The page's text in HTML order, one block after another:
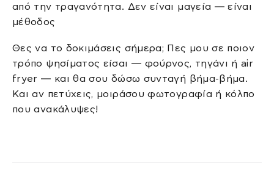
από την τραγανότητα. Δεν είναι μαγεία — είναι
μέθοδος
Θες να το δοκιμάσεις σήμερα; Πες μου σε ποιον
τρόπο ψησίματος είσαι — φούρνος, τηγάνι ή air
fryer — και θα σου δώσω συνταγή βήμα-βήμα.
Και αν πετύχεις, μοιράσου φωτογραφία ή κόλπο
που ανακάλυψες!